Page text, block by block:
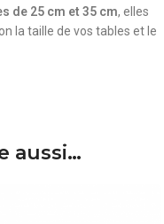
de 25 cm et 35 cm, elles
la taille de vos tables et le
aussi…